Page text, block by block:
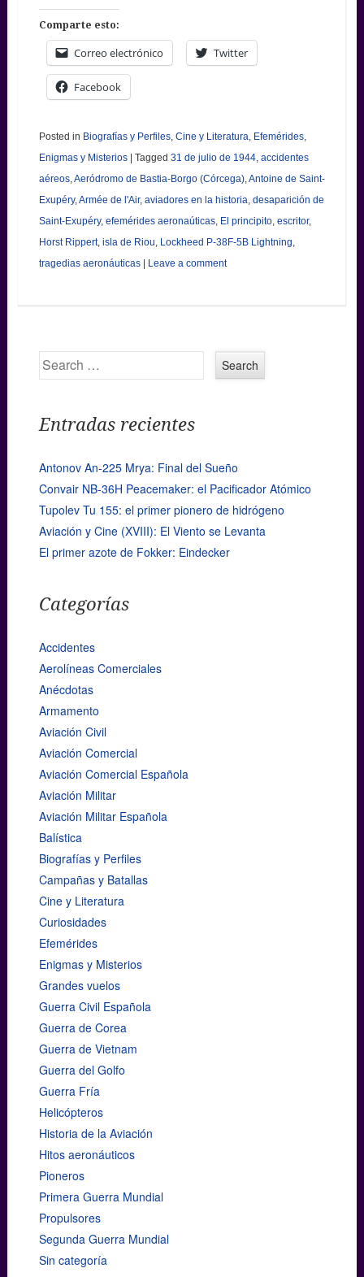
Comparte esto:
Correo electrónico Twitter
Facebook
Posted in Biografías y Perfiles, Cine y Literatura, Efemérides,
Enigmas y Misterios
Tagged 31 de julio de 1944, accidentes
aéreos,Aeródromo de Bastia-Borgo (Córcega),Antoine de Saint-
Exupéry,Armée de l'Air, aviadores en la historia, desaparición de
Saint-Exupéry, efemérides aeronaúticas, El principito, escritor,
Horst Rippert, isla de Riou, Lockheed P-38F-5B Lightning,
tragedias aeronáuticas
Leave a comment
Search
Entradas recientes
Antonov An-225 Mrya: Final del Sueño
Convair NB-36H Peacemaker: el Pacificador Atómico
Tupolev Tu 155: el primer pionero de hidrógeno
Aviación y Cine (XVIII): El Viento se Levanta
El primer azote de Fokker: Eindecker
Categorías
Accidentes
Aerolíneas Comerciales
Anécdotas
Armamento
Aviación Civil
Aviación Comercial
Aviación Comercial Española
Aviación Militar
Aviación Militar Española
Balística
Biografías y Perfiles
Campañas y Batallas
Cine y Literatura
Curiosidades
Efemérides
Enigmas y Misterios
Grandes vuelos
Guerra Civil Española
Guerra de Corea
Guerra de Vietnam
Guerra del Golfo
Guerra Fría
Helicópteros
Historia de la Aviación
Hitos aeronáuticos
Pioneros
Primera Guerra Mundial
Propulsores
Segunda Guerra Mundial
Sin categoría